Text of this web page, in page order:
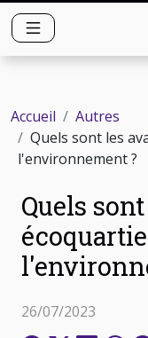
Accueil
Autres
Quels sont les
l'environnement ?
Quels
26/07/2023